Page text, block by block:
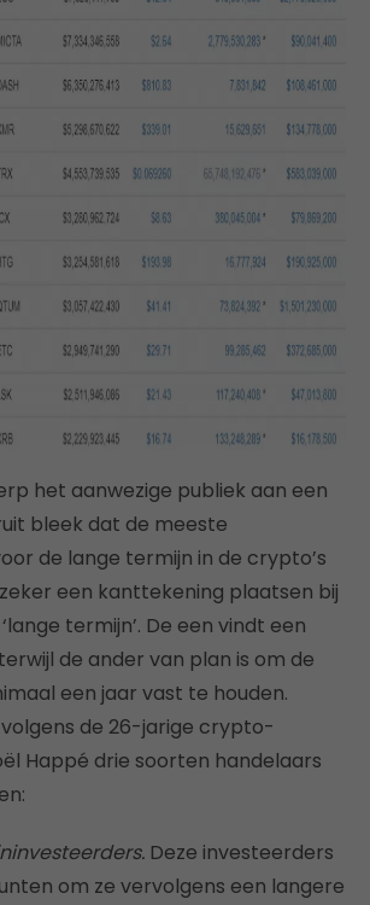
het aanwezige publiek aan een
bleek dat de meeste
de lange termijn in de crypto’s
een kanttekening plaatsen bij
termijn’. De een vindt een
de ander van plan is om de
een jaar vast te houden.
de 26-jarige crypto-
Happé drie soorten handelaars
Deze investeerders
om ze vervolgens een langere